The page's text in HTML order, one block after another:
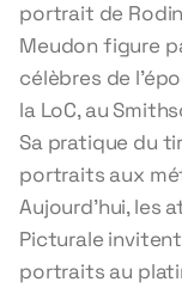
portrait de
Meudon figure
célèbres de
la LoC, au
Sa pratique du
portraits aux
Aujourd'hui, les
Picturale
portraits au